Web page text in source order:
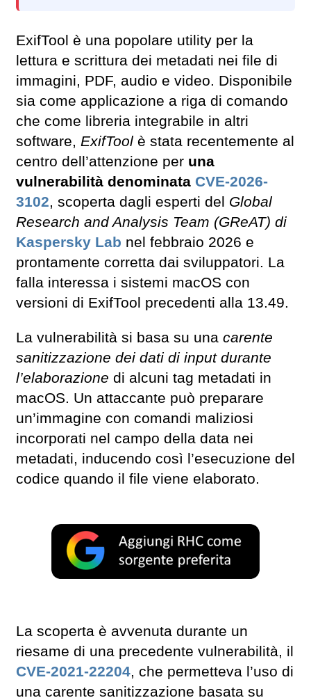
ExifTool è una popolare utility per la
lettura e scrittura dei metadati nei file di
immagini, PDF, audio e video. Disponibile
sia come applicazione a riga di comando
che come libreria integrabile in altri
software, ExifTool è stata recentemente al
centro dell’attenzione per una
vulnerabilità denominata CVE-2026-
3102, scoperta dagli esperti del Global
Research and Analysis Team (GReAT) di
Kaspersky Lab nel febbraio 2026 e
prontamente corretta dai sviluppatori. La
falla interessa i sistemi macOS con
versioni di ExifTool precedenti alla 13.49.
La vulnerabilità si basa su una carente
sanitizzazione dei dati di input durante
l’elaborazione di alcuni tag metadati in
macOS. Un attaccante può preparare
un’immagine con comandi maliziosi
incorporati nel campo della data nei
metadati, inducendo così l’esecuzione del
codice quando il file viene elaborato.
La scoperta è avvenuta durante un
riesame di una precedente vulnerabilità, il
CVE-2021-22204, che permetteva l’uso di
una carente sanitizzazione basata su